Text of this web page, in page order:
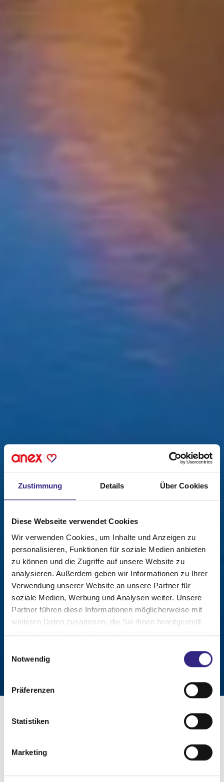
Zustimmung Details Über Cookies
Diese Webseite verwendet Cookies
Wir verwenden Cookies, um Inhalte und Anzeigen zu
personalisieren, Funktionen für soziale Medien anbieten
zu können und die Zugriffe auf unsere Website zu
analysieren. Außerdem geben wir Informationen zu Ihrer
Verwendung unserer Website an unsere Partner für
soziale Medien, Werbung und Analysen weiter. Unsere
Partner führen diese Informationen möglicherweise mit
weiteren Daten zusammen, die Sie ihnen bereitgestellt
haben oder die sie im Rahmen Ihrer Nutzung der Dienste
Notwendig
Präferenzen
Statistiken
Marketing